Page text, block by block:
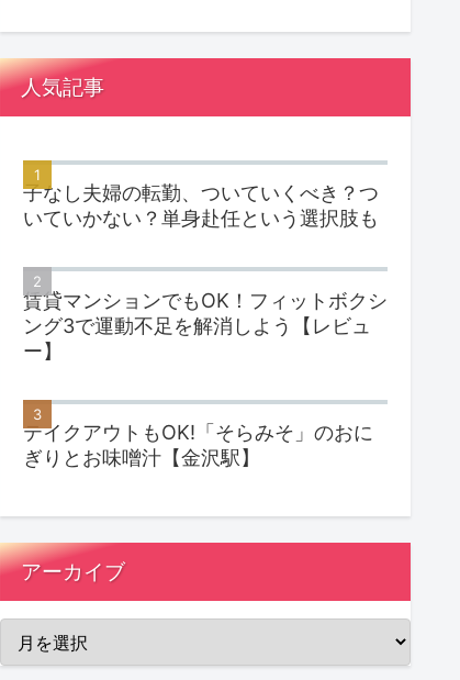
人気記事
子なし夫婦の転勤、ついていくべき？つ
いていかない？単身赴任という選択肢も
賃貸マンションでもOK！フィットボクシ
ング3で運動不足を解消しよう【レビュ
ー】
テイクアウトもOK!「そらみそ」のおに
ぎりとお味噌汁【金沢駅】
アーカイブ